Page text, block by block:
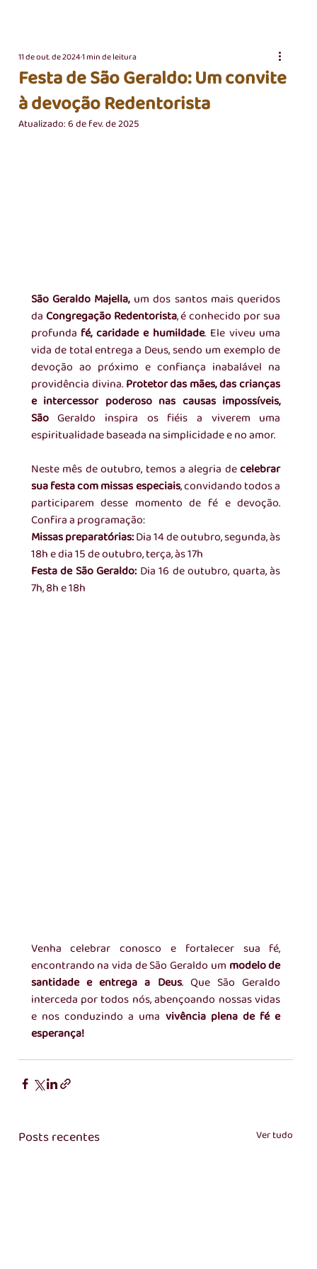
Festa de São Geraldo: Um convite
à devoção Redentorista
11 de out. de 20241 min de leitura
Atualizado:6 de fev. de 2025
São Geraldo Majella, um dos santos mais queridos
da Congregação Redentorista, é conhecido por sua
profunda fé, caridade e humildade. Ele viveu uma
vida de total entrega a Deus, sendo um exemplo de
devoção ao próximo e confiança inabalável na
providência divina. Protetor das mães, das crianças
e intercessor poderoso nas causas impossíveis,
São Geraldo inspira os fiéis a viverem uma
espiritualidade baseada na simplicidade e no amor.
Neste mês de outubro, temos a alegria de celebrar
sua festa com missas especiais, convidando todos a
participarem desse momento de fé e devoção.
Confira a programação:
Missas preparatórias: Dia 14 de outubro, segunda, às
18h e dia 15 de outubro, terça, às 17h
Festa de São Geraldo: Dia 16 de outubro, quarta, às
7h, 8h e 18h
Venha celebrar conosco e fortalecer sua fé,
encontrando na vida de São Geraldo um modelo de
santidade e entrega a Deus. Que São Geraldo
interceda por todos nós, abençoando nossas vidas
e nos conduzindo a uma vivência plena de fé e
esperança!
Posts recentes Ver tudo